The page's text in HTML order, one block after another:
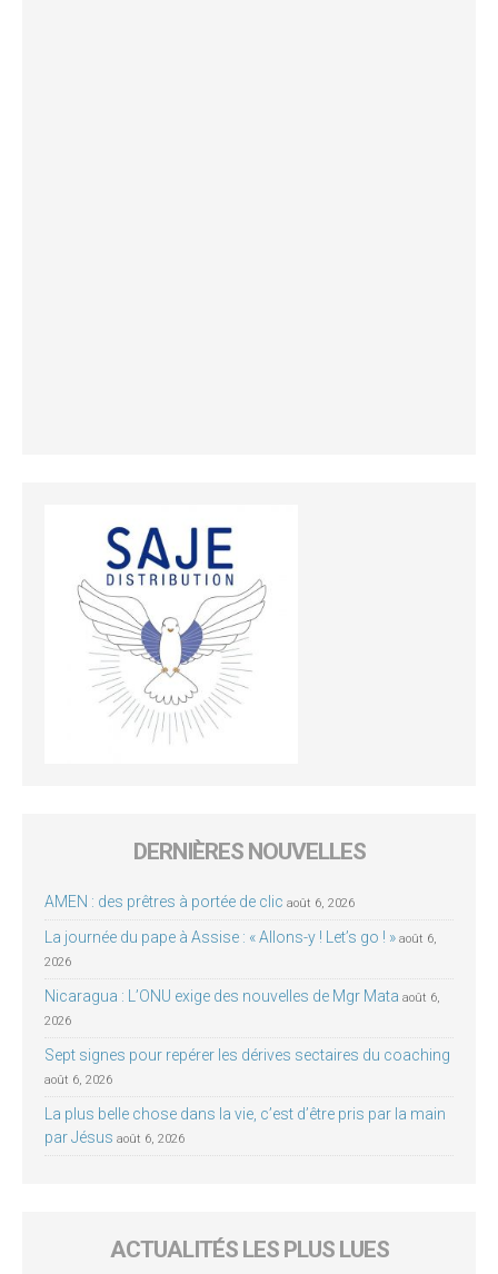
DERNIÈRES NOUVELLES
AMEN : des prêtres à portée de clic août 6, 2026
La journée du pape à Assise : « Allons-y ! Let’s go ! » août 6,
2026
Nicaragua : L’ONU exige des nouvelles de Mgr Mata août 6,
2026
Sept signes pour repérer les dérives sectaires du coaching
août 6, 2026
La plus belle chose dans la vie, c’est d’être pris par la main
par Jésus août 6, 2026
ACTUALITÉS LES PLUS LUES